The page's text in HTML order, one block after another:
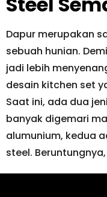
Dapur merupakan
sebuah hunian.
jadi lebih
desain kitchen set
Saat ini, ada dua
banyak digemari
alumunium, kedua
steel.